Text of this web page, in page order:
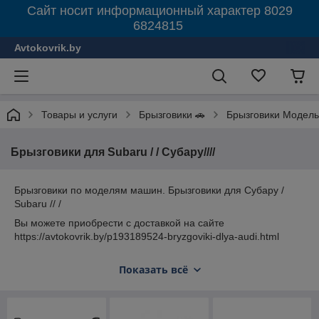
Сайт носит информационный характер 8029
6824815
Avtokovrik.by
Товары и услуги Брызговики 🚗 Брызговики
Брызговики для Subaru / / Субару////
Брызговики по моделям машин. Брызговики для Субару /
Subaru // /
Вы можете приобрести с доставкой на сайте
https://avtokovrik.by/p193189524-bryzgoviki-dlya-audi.html
682 48 15
Показать всё